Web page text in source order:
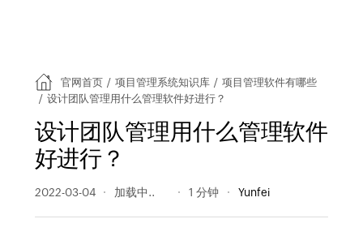
官网首页 / 项目管理系统知识库 / 项目管理软件有哪些
/ 设计团队管理用什么管理软件好进行？
设计团队管理用什么管理软件
好进行？
2022-03-04 461 阅读量 1 分钟 Yunfei